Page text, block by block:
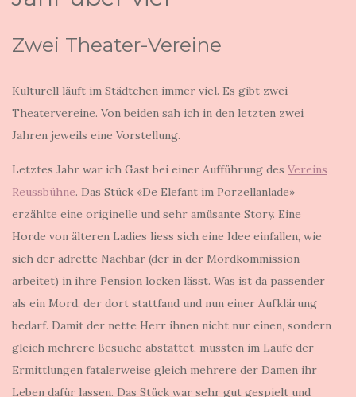
Zwei Theater-Vereine
Kulturell läuft im Städtchen immer viel. Es gibt zwei
Theatervereine. Von beiden sah ich in den letzten zwei
Jahren jeweils eine Vorstellung.
Letztes Jahr war ich Gast bei einer Aufführung des Vereins
Reussbühne. Das Stück «De Elefant im Porzellanlade»
erzählte eine originelle und sehr amüsante Story. Eine
Horde von älteren Ladies liess sich eine Idee einfallen, wie
sich der adrette Nachbar (der in der Mordkommission
arbeitet) in ihre Pension locken lässt. Was ist da passender
als ein Mord, der dort stattfand und nun einer Aufklärung
bedarf. Damit der nette Herr ihnen nicht nur einen, sondern
gleich mehrere Besuche abstattet, mussten im Laufe der
Ermittlungen fatalerweise gleich mehrere der Damen ihr
Leben dafür lassen. Das Stück war sehr gut gespielt und